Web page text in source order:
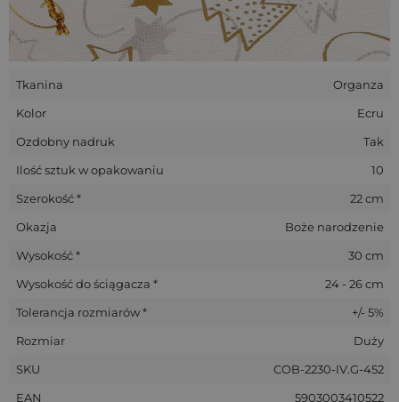
Tkanina
Organza
Kolor
Ecru
Ozdobny nadruk
Tak
Ilość sztuk w opakowaniu
10
Szerokość *
22 cm
Okazja
Boże narodzenie
Wysokość *
30 cm
Wysokość do ściągacza *
24 - 26 cm
Tolerancja rozmiarów *
+/- 5%
Rozmiar
Duży
SKU
COB-2230-IV.G-452
EAN
5903003410522